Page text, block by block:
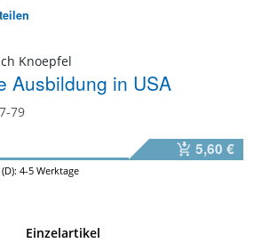
teilen
Knoepfel
Ausbildung in USA
79
5,60 €
4-5 Werktage
Einzelartikel